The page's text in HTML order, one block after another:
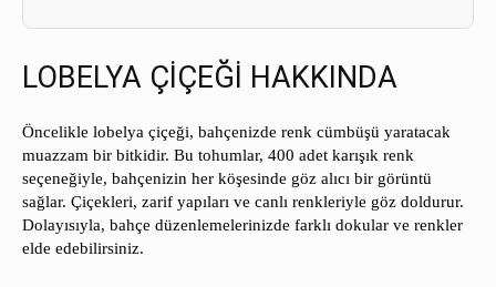
LOBELYA ÇİÇEĞİ HAKKINDA
Öncelikle lobelya çiçeği, bahçenizde renk cümbüşü yaratacak
muazzam bir bitkidir. Bu tohumlar, 400 adet karışık renk
seçeneğiyle, bahçenizin her köşesinde göz alıcı bir görüntü
sağlar. Çiçekleri, zarif yapıları ve canlı renkleriyle göz doldurur.
Dolayısıyla, bahçe düzenlemelerinizde farklı dokular ve renkler
elde edebilirsiniz.